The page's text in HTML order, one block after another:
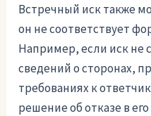
Встречный иск также
он не соответствует
Например, если иск не
сведений о сторонах,
требованиях к
решение об отказе в